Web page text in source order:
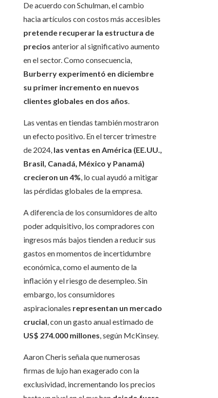
De acuerdo con Schulman, el cambio
hacia artículos con costos más accesibles
pretende recuperar la estructura de
precios anterior al significativo aumento
en el sector. Como consecuencia,
Burberry experimentó en diciembre
su primer incremento en nuevos
clientes globales en dos años.
Las ventas en tiendas también mostraron
un efecto positivo. En el tercer trimestre
de 2024, las ventas en América (EE.UU.,
Brasil, Canadá, México y Panamá)
crecieron un 4%, lo cual ayudó a mitigar
las pérdidas globales de la empresa.
A diferencia de los consumidores de alto
poder adquisitivo, los compradores con
ingresos más bajos tienden a reducir sus
gastos en momentos de incertidumbre
económica, como el aumento de la
inflación y el riesgo de desempleo. Sin
embargo, los consumidores
aspiracionales representan un mercado
crucial, con un gasto anual estimado de
US$ 274.000 millones, según McKinsey.
Aaron Cheris señala que numerosas
firmas de lujo han exagerado con la
exclusividad, incrementando los precios